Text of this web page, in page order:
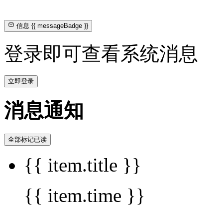
信息{{ messageBadge }}
登录即可查看系统消息
立即登录
消息通知
全部标记已读
{{ item.title }}
{{ item.time }}